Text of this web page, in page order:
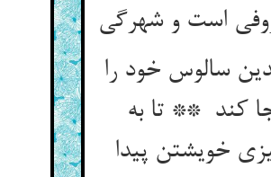
سالوس خود را
کند ** تا به
خویشتن پیدا